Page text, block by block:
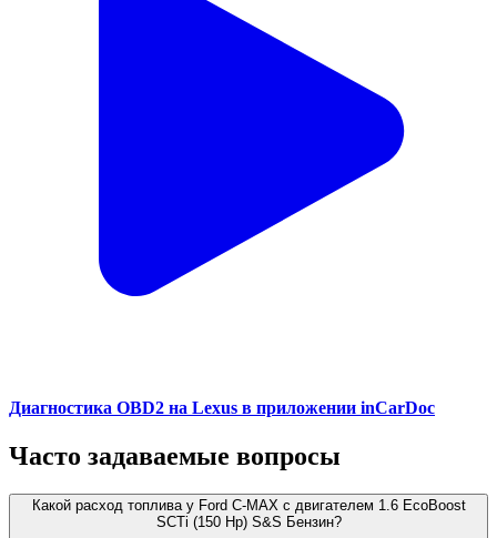
Диагностика OBD2 на Lexus в приложении inCarDoc
Часто задаваемые вопросы
Какой расход топлива у Ford C-MAX с двигателем 1.6 EcoBoost
SCTi (150 Hp) S&S Бензин?